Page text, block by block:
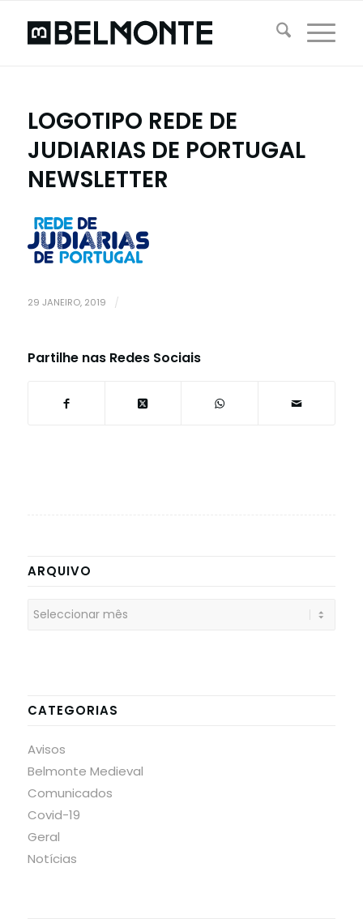
LOGOTIPO REDE DE
JUDIARIAS DE PORTUGAL
NEWSLETTER
29 JANEIRO, 2019 /
Partilhe nas Redes Sociais
ARQUIVO
CATEGORIAS
Avisos
Belmonte Medieval
Comunicados
Covid-19
Geral
Notícias